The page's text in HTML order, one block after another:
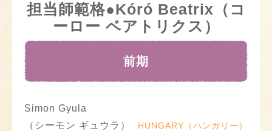
担当師範格●Kóró Beatrix（コ
ーロー ベアトリクス）
前期
Simon Gyula
（シーモン ギュウラ）
HUNGARY（ハンガリー）